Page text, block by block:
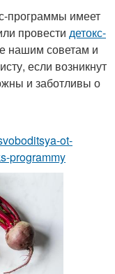
программы имеет
провести детокс-
нашим советам и
если возникнут
и заботливы о
ot-
programmy